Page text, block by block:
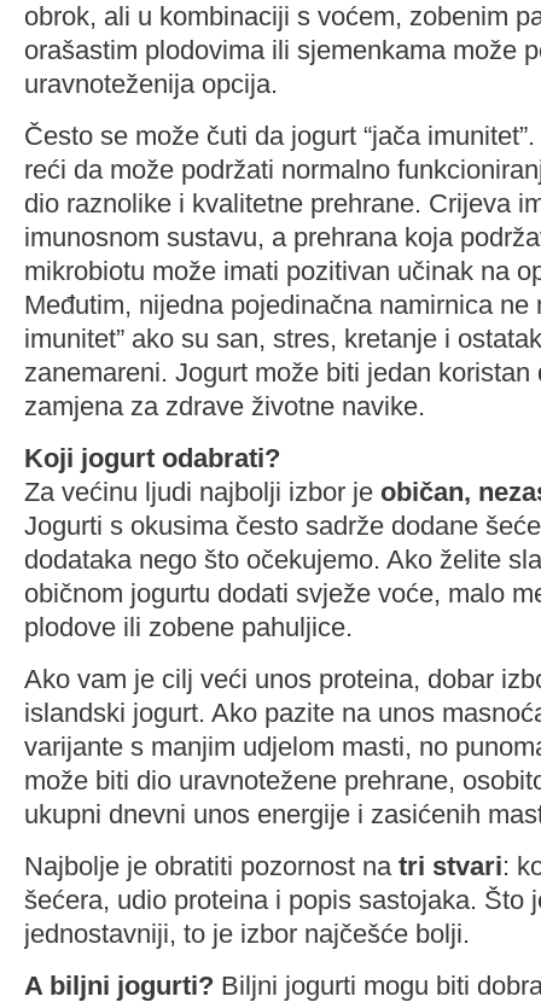
obrok, ali u kombinaciji s voćem, zobenim
orašastim plodovima ili sjemenkama može
uravnoteženija opcija.
Često se može čuti da jogurt “jača
reći da može podržati normalno
dio raznolike i kvalitetne prehrane. Crijeva
imunosnom sustavu, a prehrana koja
mikrobiotu može imati pozitivan učinak na
Međutim, nijedna pojedinačna namirnica ne
imunitet” ako su san, stres, kretanje i
zanemareni. Jogurt može biti jedan
zamjena za zdrave životne navike.
Koji jogurt odabrati?
Za većinu ljudi najbolji izbor je običan,
Jogurti s okusima često sadrže dodane
dodataka nego što očekujemo. Ako želite
običnom jogurtu dodati svježe voće, malo
plodove ili zobene pahuljice.
Ako vam je cilj veći unos proteina, dobar
islandski jogurt. Ako pazite na unos
varijante s manjim udjelom masti, no
može biti dio uravnotežene prehrane,
ukupni dnevni unos energije i zasićenih
Najbolje je obratiti pozornost natri stvari:
šećera, udio proteina i popis sastojaka. Što
jednostavniji, to je izbor najčešće bolji.
A biljni jogurti? Biljni jogurti mogu biti